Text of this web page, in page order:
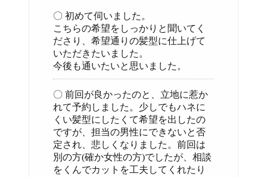
〇 初めて伺いました。
こちらの希望をしっかりと聞いてく
ださり、希望通りの髪型に仕上げて
いただきたいました。
今後も通いたいと思いました。
〇 前回が良かったのと、立地に惹か
れて予約しました。少しでもハネに
くい髪型にしたくて希望を出したの
ですが、担当の男性にできないと否
定され、悲しくなりました。前回は
別の方(確か女性の方)でしたが、相談
をくんでカットを工夫してくれたり